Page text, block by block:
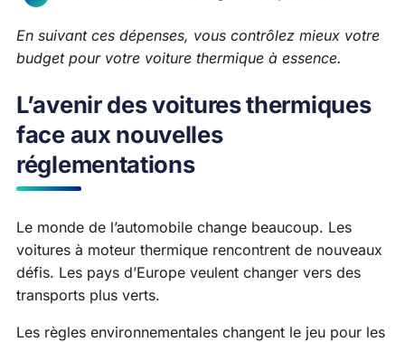
En suivant ces dépenses, vous contrôlez mieux votre
budget pour votre voiture thermique à essence.
L’avenir des voitures thermiques
face aux nouvelles
réglementations
Le monde de l’automobile change beaucoup. Les
voitures à moteur thermique rencontrent de nouveaux
défis. Les pays d’Europe veulent changer vers des
transports plus verts.
Les règles environnementales changent le jeu pour les